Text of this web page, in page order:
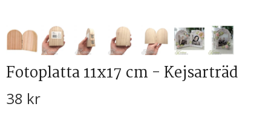
Fotoplatta 11x17 cm - Kejsarträd
38 kr